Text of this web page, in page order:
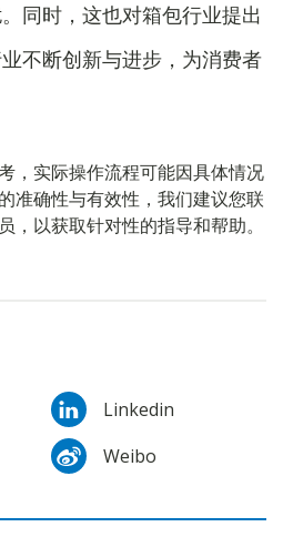
同时，这也对箱包行业提出
不断创新与进步，为消费者
，实际操作流程可能因具体情况
准确性与有效性，我们建议您联
，以获取针对性的指导和帮助。
Linkedin
Weibo